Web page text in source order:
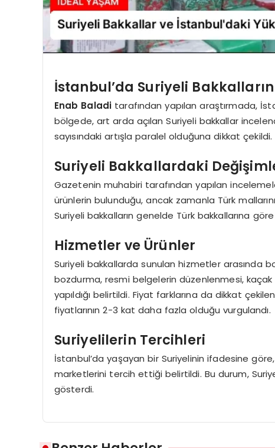
İstanbul’da Suriyeli
Enab Baladi tarafından yapılan araştırmada,
bölgede, art arda açılan Suriyeli bakkallar
sayısındaki artışla paralel olduğuna dikkat çekildi.
Suriyeli Bakkallardaki
Gazetenin muhabiri tarafından yapılan
ürünlerin bulunduğu, ancak zamanla Türk
Suriyeli bakkalların genelde Türk bakkallarına
Hizmetler ve Ürünler
Suriyeli bakkallarda sunulan hizmetler arasında
bozdurma, resmi belgelerin düzenlenmesi, kaçak
yapıldığı belirtildi. Fiyat farklarına da dikkat
fiyatlarının 2-3 kat daha fazla olduğu vurgulandı.
Suriyelilerin Tercihleri
İstanbul’da yaşayan bir Suriyelinin ifadesine
marketlerini tercih ettiği belirtildi. Bu durum,
gösterdi.